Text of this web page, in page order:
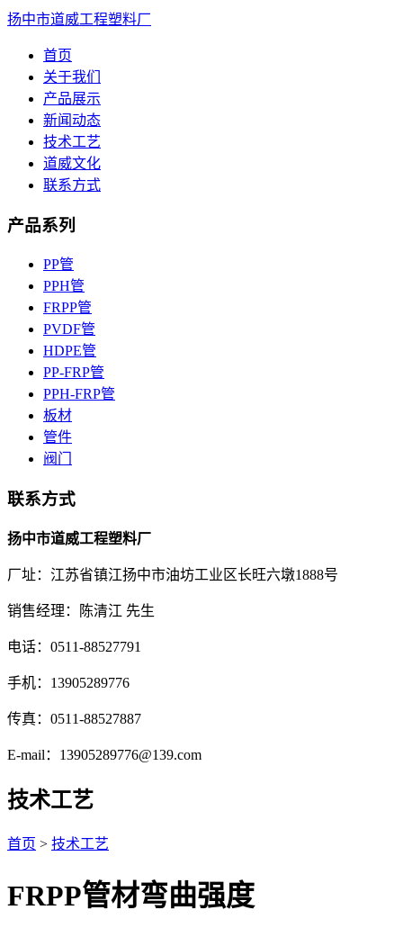
扬中市道威工程塑料厂
首页
关于我们
产品展示
新闻动态
技术工艺
道威文化
联系方式
产品系列
PP管
PPH管
FRPP管
PVDF管
HDPE管
PP-FRP管
PPH-FRP管
板材
管件
阀门
联系方式
扬中市道威工程塑料厂
厂址：江苏省镇江扬中市油坊工业区长旺六墩1888号
销售经理：陈清江 先生
电话：0511-88527791
手机：13905289776
传真：0511-88527887
E-mail：13905289776@139.com
技术工艺
首页 > 技术工艺
FRPP管材弯曲强度